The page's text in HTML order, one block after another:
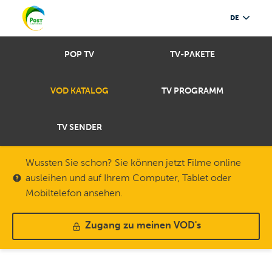
DE
POP TV TV-PAKETE
VOD KATALOG TV PROGRAMM
TV SENDER
Wussten Sie schon? Sie können jetzt Filme online
ausleihen und auf Ihrem Computer, Tablet oder
Mobiltelefon ansehen.
Zugang zu meinen VOD's